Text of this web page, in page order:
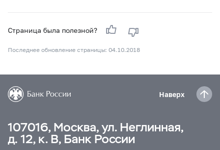
Страница была полезной?
Последнее обновление страницы: 04.10.2018
Наверх
107016, Москва, ул. Неглинная,
д. 12, к. В, Банк России